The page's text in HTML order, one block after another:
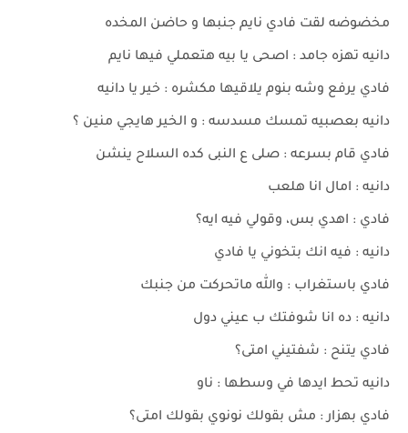
مخضوضه لقت فادي نايم جنبها و حاضن المخده
دانيه تهزه جامد : اصحى يا بيه هتعملي فيها نايم
فادي يرفع وشه بنوم يلاقيها مكشره : خير يا دانيه
دانيه بعصبيه تمسك مسدسه : و الخير هايجي منين ؟
فادي قام بسرعه : صلى ع النبى كده السلاح ينشن
دانيه : امال انا هلعب
فادي : اهدي بس، وقولي فيه ايه؟
دانيه : فيه انك بتخوني يا فادي
فادي باستغراب : والله ماتحركت من جنبك
دانيه : ده انا شوفتك ب عيني دول
فادي يتنح : شفتيني امتى؟
دانيه تحط ايدها في وسطها : ناو
فادي بهزار : مش بقولك نونوي بقولك امتى؟